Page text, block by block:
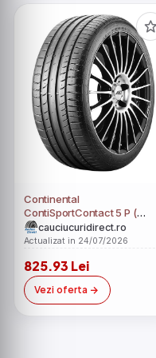
Continental
ContiSportContact 5 P (
255/35 ZR19 (96Y) XL AO, cu
protectie de janta )
cauciucuridirect.ro
Actualizat in 24/07/2026
825.93 Lei
Vezi oferta